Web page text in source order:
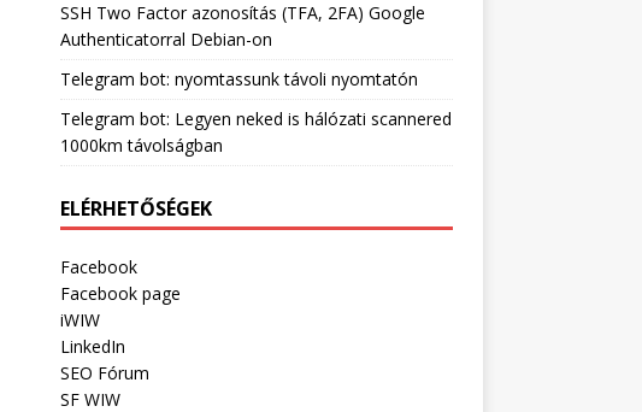
SSH Two Factor azonosítás (TFA, 2FA) Google
Authenticatorral Debian-on
Telegram bot: nyomtassunk távoli nyomtatón
Telegram bot: Legyen neked is hálózati scannered
1000km távolságban
ELÉRHETŐSÉGEK
Facebook
Facebook page
iWIW
LinkedIn
SEO Fórum
SF WIW